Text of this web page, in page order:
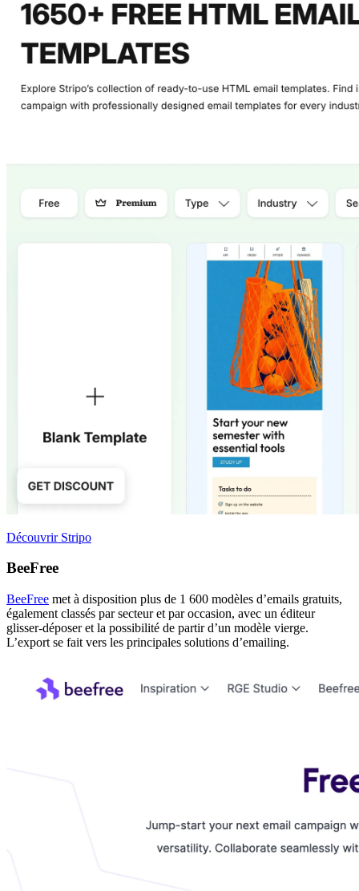
Découvrir Stripo
BeeFree
BeeFree met à disposition plus de 1 600 modèles d’emails gratuits,
également classés par secteur et par occasion, avec un éditeur
glisser-déposer et la possibilité de partir d’un modèle vierge.
L’export se fait vers les principales solutions d’emailing.